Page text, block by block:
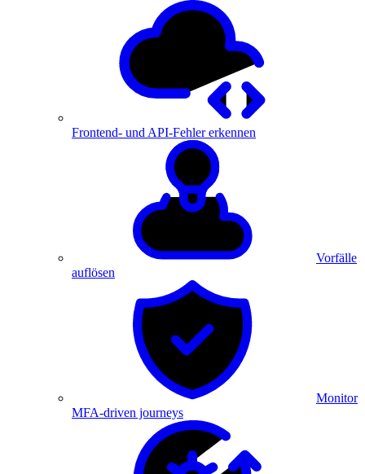
Frontend- und API-Fehler erkennen
Vorfälle
auflösen
Monitor
MFA-driven journeys